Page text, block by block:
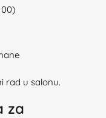
rad u salonu.
za